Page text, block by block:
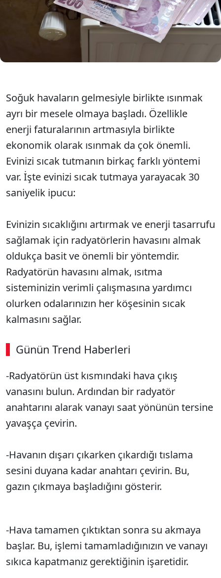
işlemle, ısıtma sisteminizi daha verimli hale
getirirken para tasarrufu yapmanızı
sağlayacak. İşte ayrıntılar...
Soğuk havaların gelmesiyle birlikte ısınmak
ayrı bir mesele olmaya başladı. Özellikle
enerji faturalarının artmasıyla birlikte
ekonomik olarak ısınmak da çok önemli.
Evinizi sıcak tutmanın birkaç farklı yöntemi
var. İşte evinizi sıcak tutmaya yarayacak 30
saniyelik ipucu:
Evinizin sıcaklığını artırmak ve enerji tasarrufu
sağlamak için radyatörlerin havasını almak
oldukça basit ve önemli bir yöntemdir.
Radyatörün havasını almak, ısıtma
sisteminizin verimli çalışmasına yardımcı
olurken odalarınızın her köşesinin sıcak
kalmasını sağlar.
Günün Trend Haberleri
-Radyatörün üst kısmındaki hava çıkış
vanasını bulun. Ardından bir radyatör
anahtarını alarak vanayı saat yönünün tersine
yavaşça çevirin.
-Havanın dışarı çıkarken çıkardığı tıslama
sesini duyana kadar anahtarı çevirin. Bu,
gazın çıkmaya başladığını gösterir.
-Hava tamamen çıktıktan sonra su akmaya
başlar. Bu, işlemi tamamladığınızın ve vanayı
sıkıca kapatmanız gerektiğinin işaretidir.